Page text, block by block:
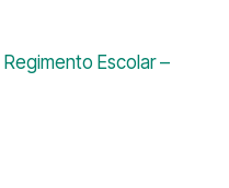
Regimento Escolar –